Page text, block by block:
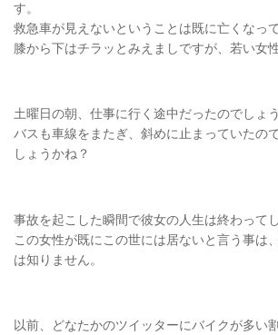
す。
救急車が見えないということは既に亡くなっ
膝から下はチラッとみえましですが、若い女
土曜日の朝、仕事に行く途中だったのでしょ
バスも車線をまたぎ、斜めに止まっていたの
しょうかね？
事故を起こした瞬間で彼女の人生は終わって
この女性が既にこの世には居ないと言う事は
は知りません。
以前、どなたかのツイッターにバイクが多い